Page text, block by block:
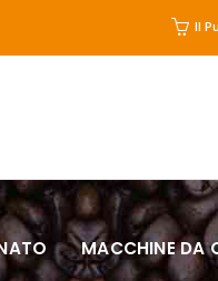
Il
MACCHINE DA